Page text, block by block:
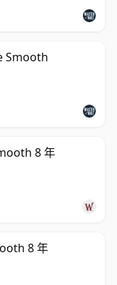
Smooth
8 年
8 年